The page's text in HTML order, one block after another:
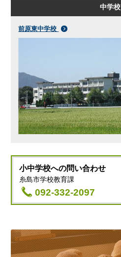
中学校
前原東中学校
小中学校への問い合わせ
糸島市学校教育課
092-332-2097